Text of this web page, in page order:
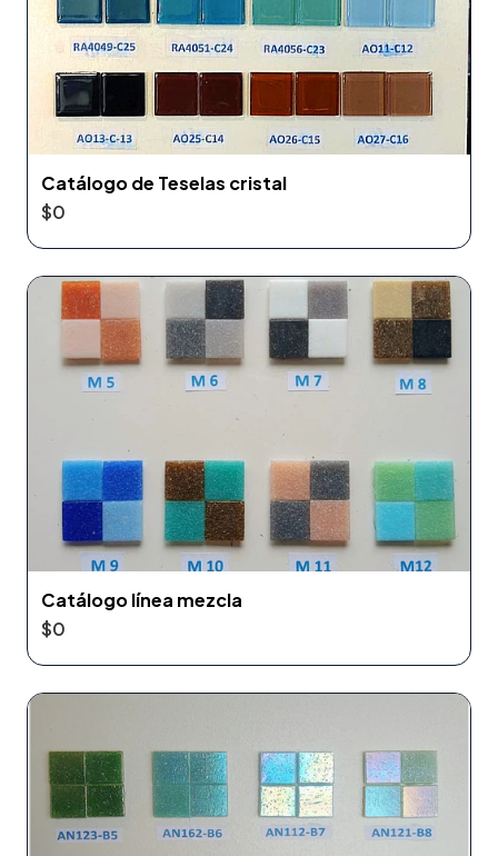
Catálogo de Teselas cristal
$0
Catálogo línea mezcla
$0